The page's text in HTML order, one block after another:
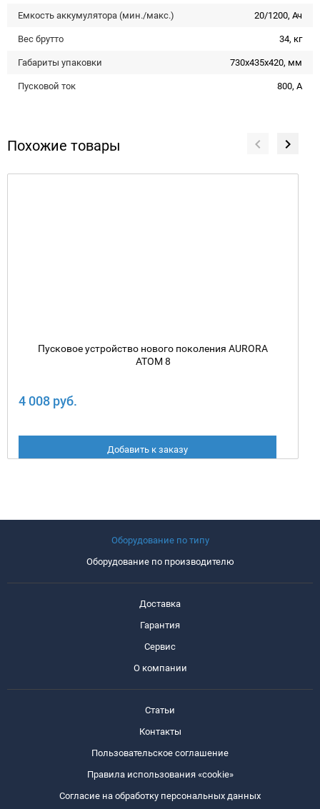
Емкость аккумулятора (мин./макс.) 20/1200, Ач
Вес брутто 34, кг
Габариты упаковки 730х435х420, мм
Пусковой ток 800, A
Похожие товары
Пусковое устройство нового поколения AURORA
ATOM 8
4 008 руб.
Добавить к заказу
Оборудование по типу
Оборудование по производителю
Доставка
Гарантия
Сервис
О компании
Статьи
Контакты
Пользовательское соглашение
Правила использования «cookie»
Согласие на обработку персональных данных